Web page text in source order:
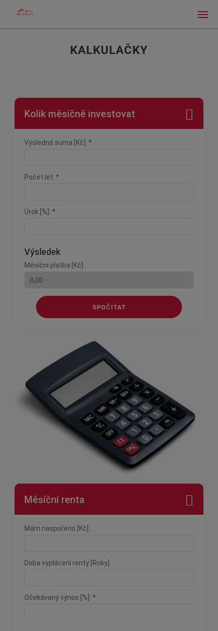
KALKULAČKY
Kolik měsíčně investovat
Výsledná suma [Kč]: *
Počet let: *
Úrok [%]: *
Výsledek
Měsíční platba [Kč]:
SPOČÍTAT
Měsíční renta
Mám naspořeno [Kč]:
Doba vyplácení renty [Roky]:
Očekávaný výnos [%]: *